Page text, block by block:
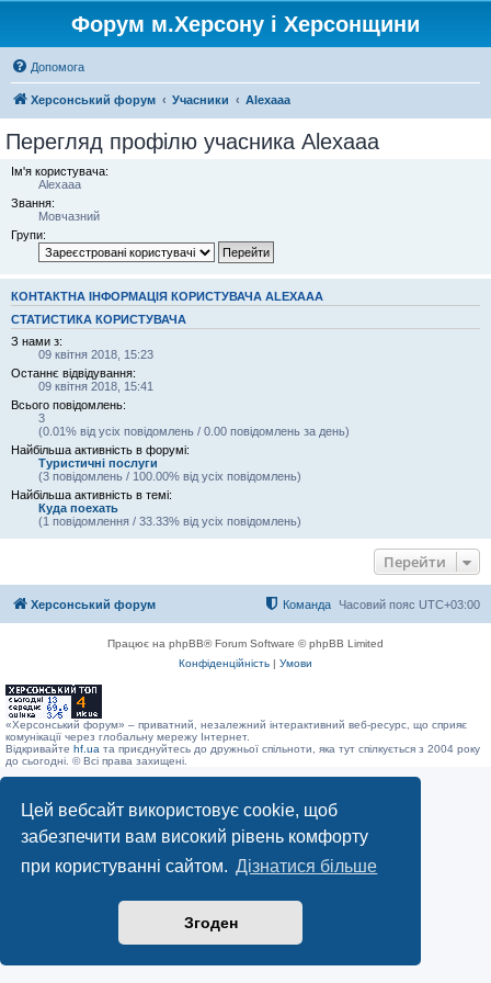
Цей вебсайт використовує cookie, щоб
забезпечити вам високий рівень комфорту
при користуванні сайтом. Дізнатися більше
Згоден
Форум м.Херсону і Херсонщини
Допомога
Херсонський форум Учасники Alexaaa
Перегляд профілю учасника Alexaaa
Ім'я користувача:
Alexaaa
Звання:
Мовчазний
Групи:
КОНТАКТНА ІНФОРМАЦІЯ КОРИСТУВАЧА ALEXAAA
СТАТИСТИКА КОРИСТУВАЧА
З нами з:
09 квітня 2018, 15:23
Останнє відвідування:
09 квітня 2018, 15:41
Всього повідомлень:
3
(0.01% від усіх повідомлень / 0.00 повідомлень за день)
Найбільша активність в форумі:
Туристичні послуги
(3 повідомлень / 100.00% від усіх повідомлень)
Найбільша активність в темі:
Куда поехать
(1 повідомлення / 33.33% від усіх повідомлень)
Перейти
Херсонський форум Часовий пояс UTC+03:00
Команда
Працює на phpBB® Forum Software © phpBB Limited
Конфіденційність | Умови
«Херсонський форум» – приватний, незалежний інтерактивний веб-ресурс, що сприяє
комунікації через глобальну мережу Інтернет.
Відкривайте hf.ua та приєднуйтесь до дружньої спільноти, яка тут спілкується з 2004 року
до сьогодні. © Всі права захищені.